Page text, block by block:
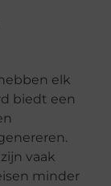
elk
biedt een
vaak
minder